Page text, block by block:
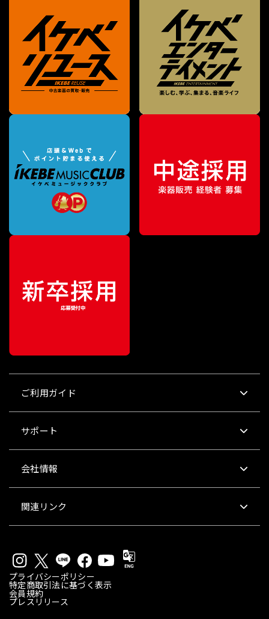
ご利用ガイド
サポート
会社情報
関連リンク
プライバシーポリシー
特定商取引法に基づく表示
会員規約
プレスリリース